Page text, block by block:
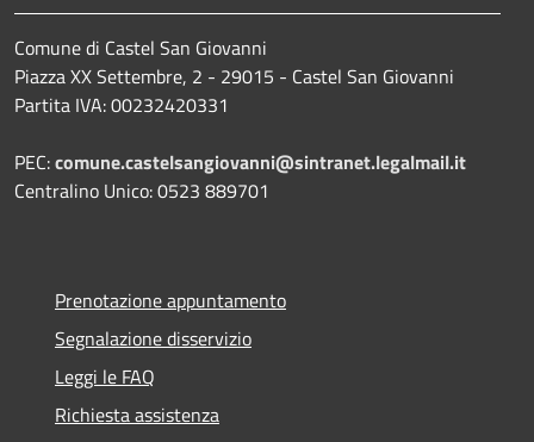
Comune di Castel San Giovanni
Piazza XX Settembre, 2 - 29015 - Castel San Giovanni
Partita IVA: 00232420331
PEC:comune.castelsangiovanni@sintranet.legalmail.it
Centralino Unico: 0523 889701
Prenotazione appuntamento
Segnalazione disservizio
Leggi le FAQ
Richiesta assistenza